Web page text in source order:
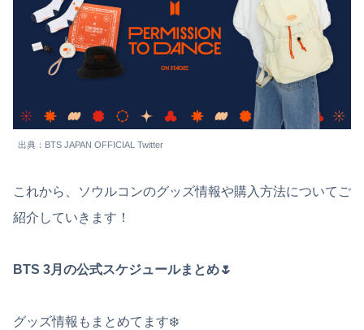
出典：BTS JAPAN OFFICIAL Twitter
これから、ソウルコンのグッズ情報や購入方法についてご
紹介していきます！
BTS 3月の公式スケジュールまとめ🌷
グッズ情報もまとめてます❄️